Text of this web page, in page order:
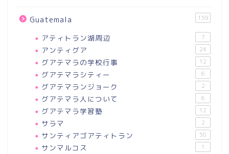
Guatemala 159
アティトラン湖周辺 7
アンティグア 24
グアテマラの学校行事 12
グアテマラシティー 6
グアテマランジョーク 2
グアテマラ人について 6
グアテマラ学習塾 12
サラマ 2
サンティアゴアティトラン 50
サンマルコス 1